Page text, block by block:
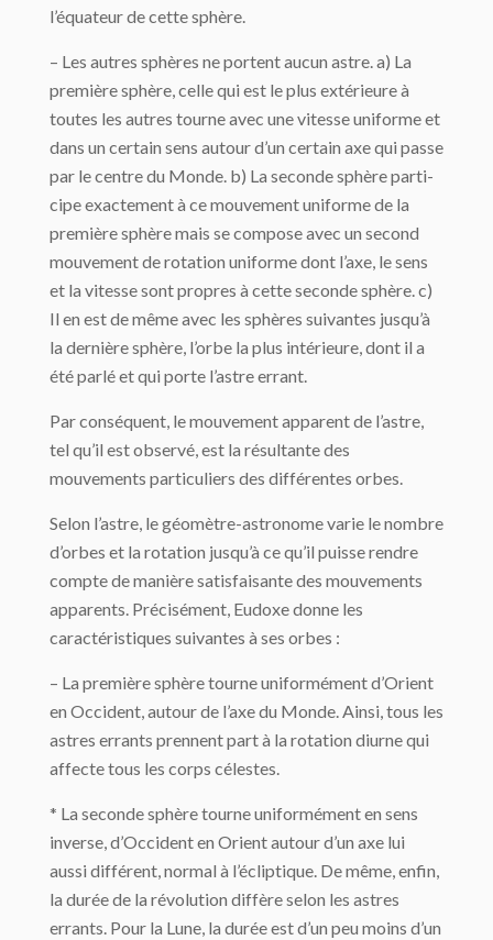
l’équateur de cette sphère.
– Les autres sphères ne portent aucun astre. a) La
première sphère, celle qui est le plus extérieure à
toutes les autres tourne avec une vitesse uniforme et
dans un certain sens autour d’un certain axe qui passe
par le centre du Monde. b) La seconde sphère parti­
cipe exactement à ce mouvement uniforme de la
première sphère mais se compose avec un second
mouvement de rotation uniforme dont l’axe, le sens
et la vitesse sont propres à cette seconde sphère. c)
Il en est de même avec les sphères suivantes jusqu’à
la der­nière sphère, l’orbe la plus intérieure, dont il a
été parlé et qui porte l’astre errant.
Par conséquent, le mouvement apparent de l’astre,
tel qu’il est observé, est la résul­tante des
mouvements particuliers des différentes orbes.
Selon l’astre, le géomètre-astronome varie le nombre
d’orbes et la rotation jusqu’à ce qu’il puisse rendre
compte de manière satisfaisante des mouvements
apparents. Précisément, Eudoxe donne les
caractéristiques suivantes à ses orbes :
– La première sphère tourne uniformément d’Orient
en Occident, autour de l’axe du Monde. Ainsi, tous les
astres errants prennent part à la rotation diurne qui
affecte tous les corps célestes.
* La seconde sphère tourne uniformément en sens
inverse, d’Occident en Orient autour d’un axe lui
aussi différent, normal à l’écliptique. De même, enfin,
la durée de la révolu­tion diffère selon les astres
errants. Pour la Lune, la durée est d’un peu moins d’un